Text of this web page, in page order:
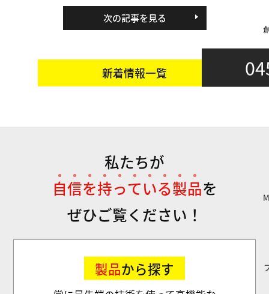
次の記事を見る
新着情報一覧
私たちが
自信を持っている製品を
ぜひご覧ください！
製品から探す